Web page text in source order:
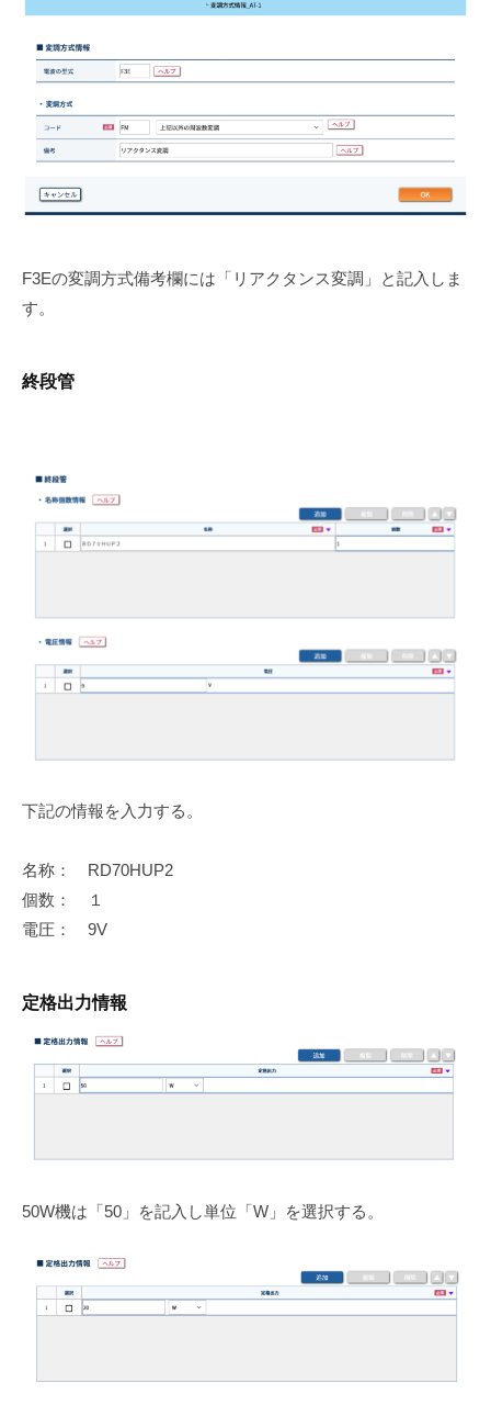
F3Eの変調方式備考欄には「リアクタンス変調」と記入しま
す。
終段管
下記の情報を入力する。
名称： RD70HUP2
個数： １
電圧： 9V
定格出力情報
50W機は「50」を記入し単位「W」を選択する。